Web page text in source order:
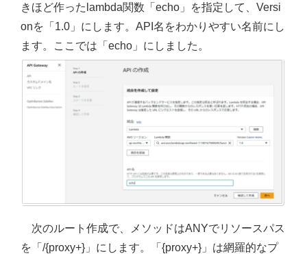
きほど作ったlambda関数「echo」を指定して、Versi
onを「1.0」にします。API名をわかりやすい名前にし
ます。ここでは「echo」にしました。
次のルート作成で、メソッドはANYでリソースパス
を「/{proxy+}」にします。「{proxy+}」は網羅的なプ